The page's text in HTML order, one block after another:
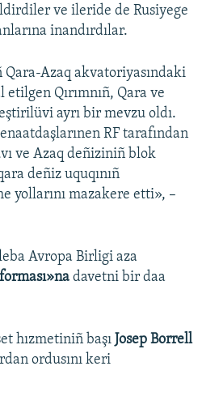
ve ileride de Rusiyege
inandırdılar.
Qara-Azaq akvatoriyasındaki
Qırımnıñ, Qara ve
ayrı bir mevzu oldı.
RF tarafından
ve Azaq deñiziniñ blok
deñiz uquqınıñ
yollarını mazakere etti», –
Avropa Birligi aza
davetni bir daa
hızmetiniñ başı Josep Borrell
ordusını keri